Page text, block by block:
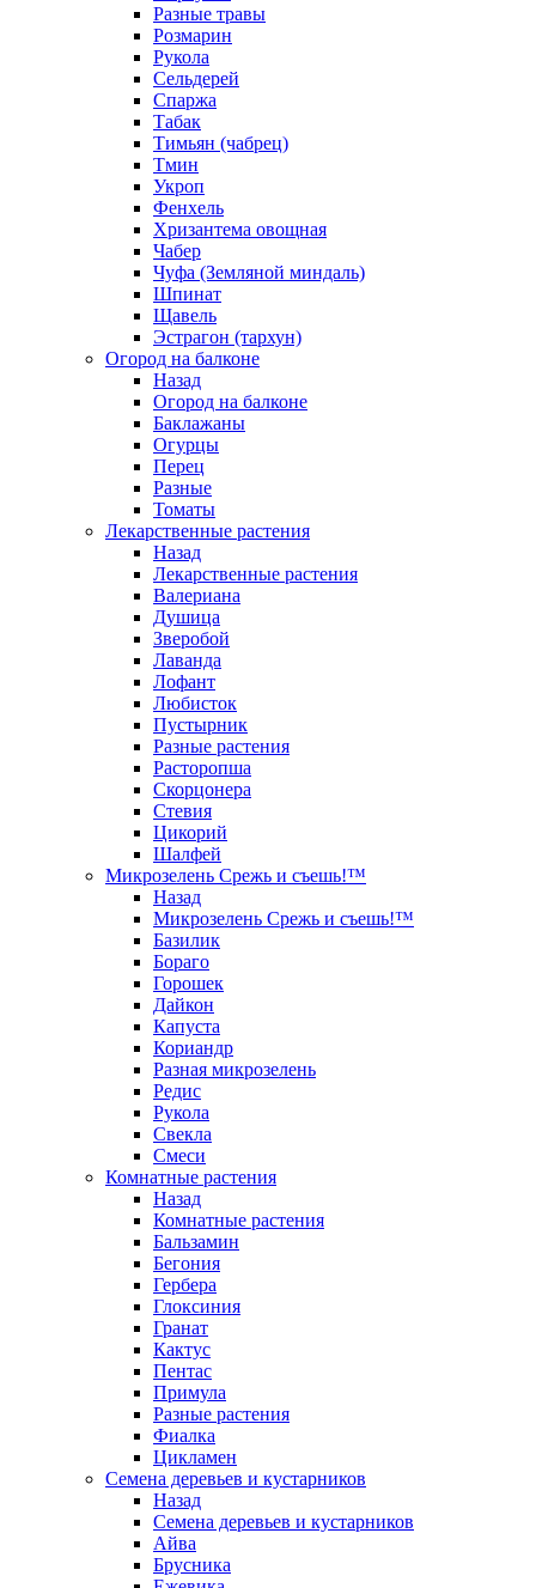
Разные травы
Розмарин
Рукола
Сельдерей
Спаржа
Табак
Тимьян (чабрец)
Тмин
Укроп
Фенхель
Хризантема овощная
Чабер
Чуфа (Земляной миндаль)
Шпинат
Щавель
Эстрагон (тархун)
Огород на балконе
Назад
Огород на балконе
Баклажаны
Огурцы
Перец
Разные
Томаты
Лекарственные растения
Назад
Лекарственные растения
Валериана
Душица
Зверобой
Лаванда
Лофант
Любисток
Пустырник
Разные растения
Расторопша
Скорцонера
Стевия
Цикорий
Шалфей
Микрозелень Срежь и съешь!™
Назад
Микрозелень Срежь и съешь!™
Базилик
Бораго
Горошек
Дайкон
Капуста
Кориандр
Разная микрозелень
Редис
Рукола
Свекла
Смеси
Комнатные растения
Назад
Комнатные растения
Бальзамин
Бегония
Гербера
Глоксиния
Гранат
Кактус
Пентас
Примула
Разные растения
Фиалка
Цикламен
Семена деревьев и кустарников
Назад
Семена деревьев и кустарников
Айва
Брусника